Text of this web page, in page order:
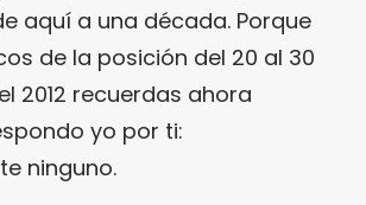
aquí a una década. Porque
de la posición del 20 al 30
2012 recuerdas ahora
yo por ti:
ninguno.